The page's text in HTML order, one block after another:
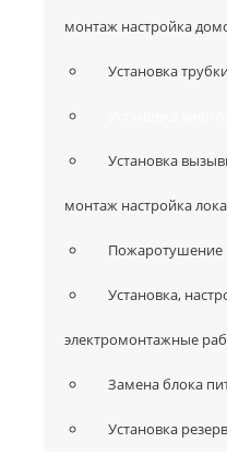
монтаж настройка
Установка
Установка
монтаж настройка
Пожаротушение
Установка,
электромонтажные
Замена блока
Установка